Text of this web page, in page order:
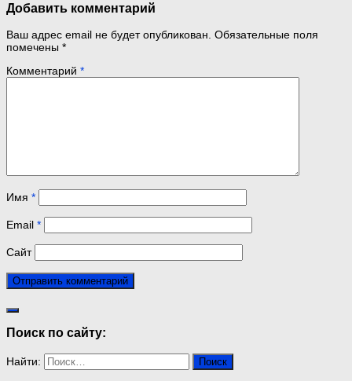
Добавить комментарий
Ваш адрес email не будет опубликован. Обязательные поля
помечены *
Комментарий *
Имя *
Email *
Сайт
Поиск по сайту:
Найти: